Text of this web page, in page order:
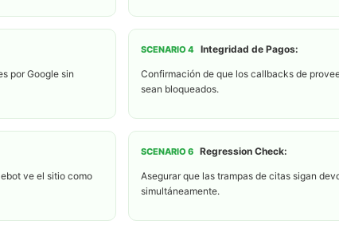
por Google sin
SCENARIO 4 Integridad de Pagos:
Confirmación de que los callbacks de
sean bloqueados.
ve el sitio como
SCENARIO 6 Regression Check:
Asegurar que las trampas de citas sigan
simultáneamente.